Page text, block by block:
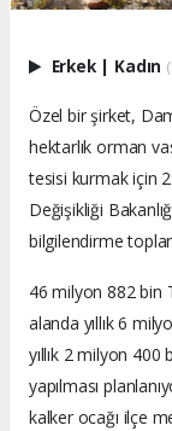
Erkek | Kadın
Özel bir şirket,
hektarlık orman
tesisi kurmak için
Değişikliği
bilgilendirme
46 milyon 882 bin
alanda yıllık 6
yıllık 2 milyon
yapılması
kalker ocağı ilçe